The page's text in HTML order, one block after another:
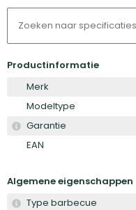
Productinformatie
Merk
Modeltype
Garantie
EAN
Algemene eigenschappen
Type barbecue